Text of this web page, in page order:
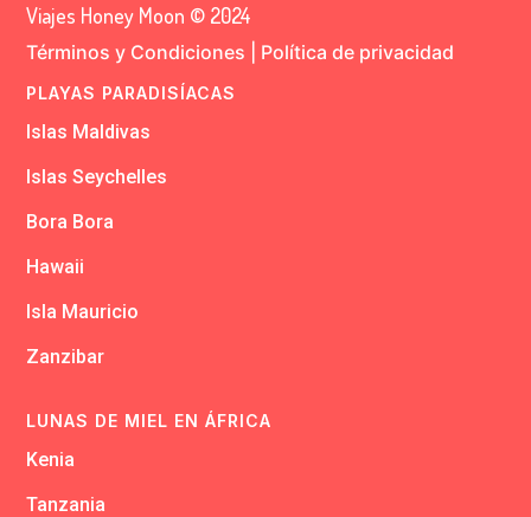
Viajes Honey Moon © 2024
Términos y Condiciones Política de privacidad
PLAYAS PARADISÍACAS
Islas Maldivas
Islas Seychelles
Bora Bora
Hawaii
Isla Mauricio
Zanzibar
LUNAS DE MIEL EN ÁFRICA
Kenia
Tanzania